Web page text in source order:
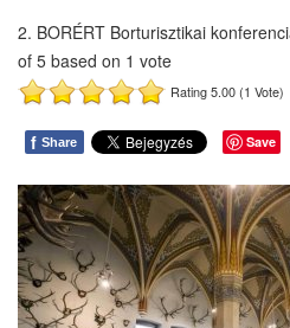
2. BORÉRT Borturisztikai
of 5 based on 1 vote
Rating 5.00 (1 Vote)
f Share Save